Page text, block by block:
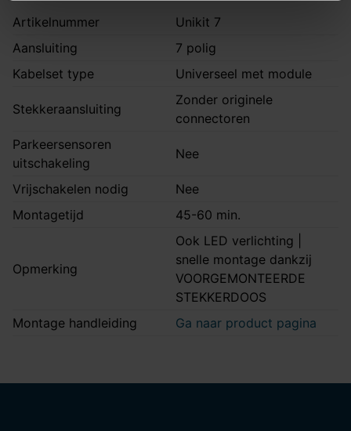
Artikelnummer
Unikit 7
Aansluiting
7 polig
Kabelset type
Universeel met module
Stekkeraansluiting
Zonder originele
connectoren
Parkeersensoren
uitschakeling
Nee
Vrijschakelen nodig
Nee
Montagetijd
45-60 min.
Opmerking
Ook LED verlichting |
snelle montage dankzij
VOORGEMONTEERDE
STEKKERDOOS
Montage handleiding
Ga naar product pagina